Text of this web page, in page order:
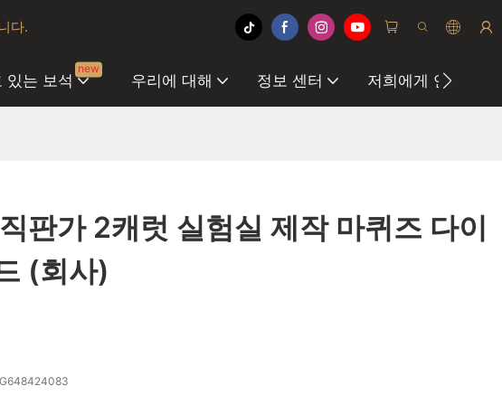
다.
있는 보석
new
우리에 대해 정보 센터 저희에게 연락하십
판가 2캐럿 실험실 제작 마퀴즈 다이
(회사)